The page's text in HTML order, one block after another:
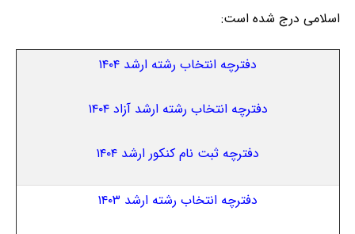
اسلامی درج شده است:
دفترچه انتخاب رشته ارشد ۱۴۰۴
دفترچه انتخاب رشته ارشد آزاد ۱۴۰۴
دفترچه ثبت نام کنکور ارشد ۱۴۰۴
دفترچه انتخاب رشته ارشد ۱۴۰۳